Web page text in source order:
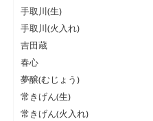
手取川(生)
手取川(火入れ)
吉田蔵
春心
夢醸(むじょう)
常きげん(生)
常きげん(火入れ)